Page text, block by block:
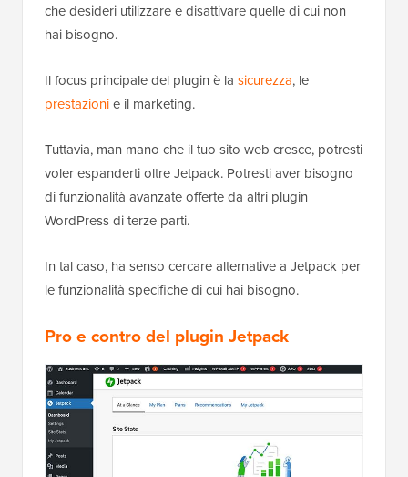
che desideri utilizzare e disattivare quelle di cui non
hai bisogno.
Il focus principale del plugin è la sicurezza, le
prestazionie il marketing.
Tuttavia, man mano che il tuo sito web cresce, potresti
voler espanderti oltre Jetpack. Potresti aver bisogno
di funzionalità avanzate offerte da altri plugin
WordPress di terze parti.
In tal caso, ha senso cercare alternative a Jetpack per
le funzionalità specifiche di cui hai bisogno.
Pro e contro del plugin Jetpack